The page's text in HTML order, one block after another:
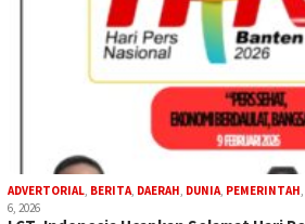
ADVERTORIAL BERITA DAERAH DUNIA PEMERINTAH
6, 2026